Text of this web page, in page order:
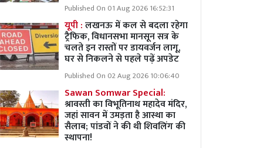
Published On 01 Aug 2026 16:52:31
यूपी :लखनऊ में कल से बदला रहेगा
ट्रैफिक, विधानसभा मानसून सत्र के
चलते इन रास्तों पर डायवर्जन लागू,
घर से निकलने से पहले पढ़ें अपडेट
Published On 02 Aug 2026 10:06:40
Sawan Somwar Special:
श्रावस्ती का विभूतिनाथ महादेव मंदिर,
जहां सावन में उमड़ता है आस्था का
सैलाब; पांडवों ने की थी शिवलिंग की
स्थापना!